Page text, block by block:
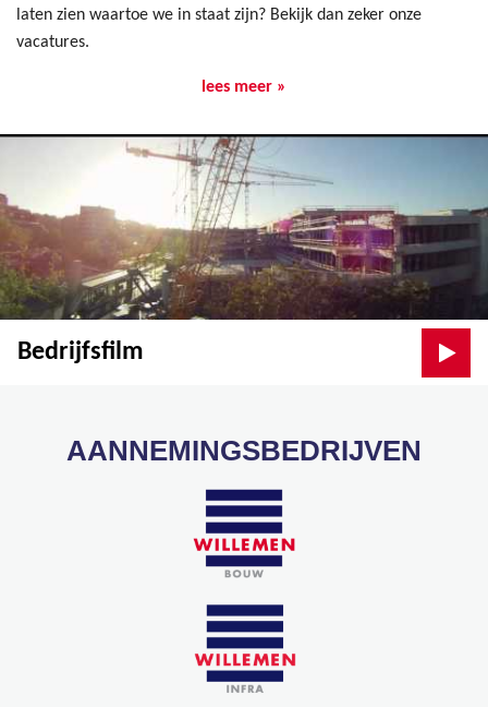
laten zien waartoe we in staat zijn? Bekijk dan zeker onze
vacatures.
lees meer »
Bedrijfsfilm
AANNEMINGSBEDRIJVEN